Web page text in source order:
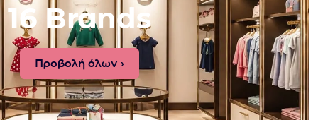
16 Brands
Προβολή όλων ›